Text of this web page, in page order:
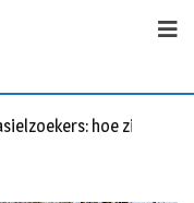
hoe zit dat?